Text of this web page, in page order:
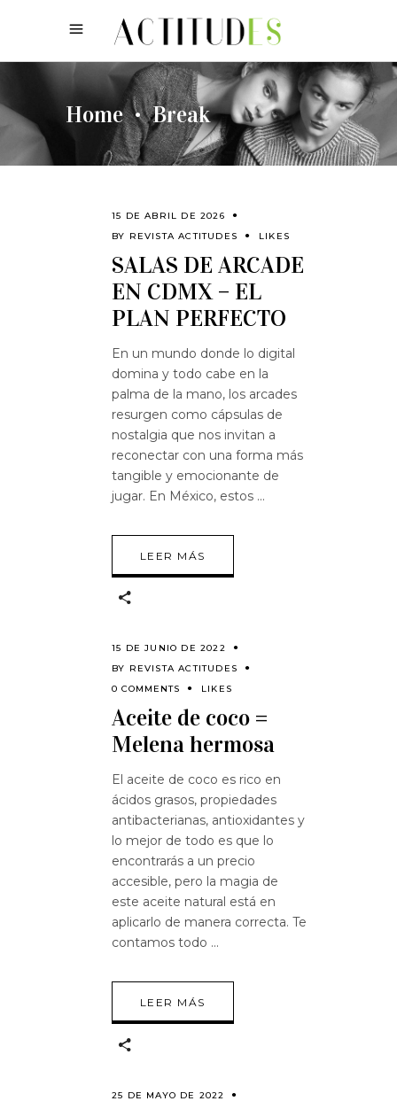
Home • Break
15 DE ABRIL DE 2026
BY REVISTA ACTITUDES LIKES
SALAS DE ARCADE
EN CDMX – EL
PLAN PERFECTO
En un mundo donde lo digital
domina y todo cabe en la
palma de la mano, los arcades
resurgen como cápsulas de
nostalgia que nos invitan a
reconectar con una forma más
tangible y emocionante de
jugar. En México, estos
LEER MÁS
15 DE JUNIO DE 2022
BY REVISTA ACTITUDES
0 COMMENTS
LIKES
Aceite de coco =
Melena hermosa
El aceite de coco es rico en
ácidos grasos, propiedades
antibacterianas, antioxidantes y
lo mejor de todo es que lo
encontrarás a un precio
accesible, pero la magia de
este aceite natural está en
aplicarlo de manera correcta. Te
contamos todo
LEER MÁS
25 DE MAYO DE 2022